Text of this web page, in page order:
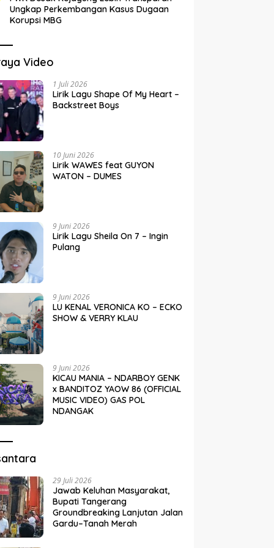
Ungkap Perkembangan Kasus Dugaan
Korupsi MBG
Video
1 Juli 2026
Lirik Lagu Shape Of My Heart –
Backstreet Boys
10 Juni 2026
Lirik WAWES feat GUYON
WATON – DUMES
9 Juni 2026
Lirik Lagu Sheila On 7 – Ingin
Pulang
9 Juni 2026
LU KENAL VERONICA KO – ECKO
SHOW & VERRY KLAU
9 Juni 2026
KICAU MANIA – NDARBOY GENK
x BANDITOZ YAOW 86 (OFFICIAL
MUSIC VIDEO) GAS POL
NDANGAK
29 Juli 2026
Jawab Keluhan Masyarakat,
Bupati Tangerang
Groundbreaking Lanjutan Jalan
Gardu–Tanah Merah